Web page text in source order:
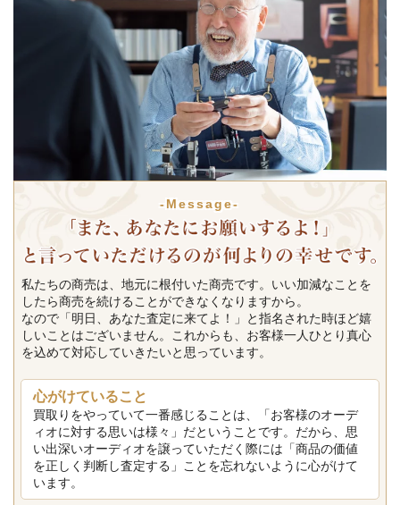
-Message-
私たちの商売は、地元に根付いた商売です。いい加減なことを
したら商売を続けることができなくなりますから。
なので「明日、あなた査定に来てよ！」と指名された時ほど嬉
しいことはございません。これからも、お客様一人ひとり真心
を込めて対応していきたいと思っています。
心がけていること
買取りをやっていて一番感じることは、「お客様のオーデ
ィオに対する思いは様々」だということです。だから、思
い出深いオーディオを譲っていただく際には「商品の価値
を正しく判断し査定する」ことを忘れないように心がけて
います。